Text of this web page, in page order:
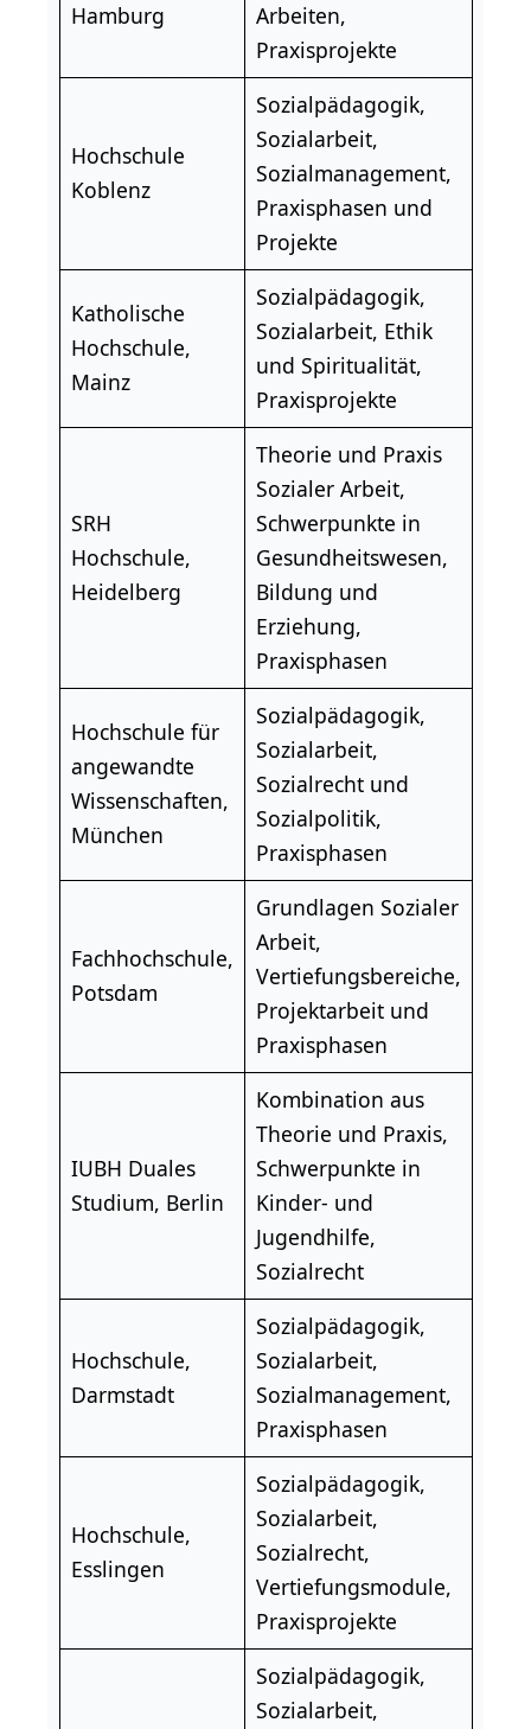
Hamburg
Arbeiten,
Praxisprojekte
Hochschule
Koblenz
Sozialpädagogik,
Sozialarbeit,
Sozialmanagement,
Praxisphasen und
Projekte
Katholische
Hochschule,
Mainz
Sozialpädagogik,
Sozialarbeit, Ethik
und Spiritualität,
Praxisprojekte
SRH
Hochschule,
Heidelberg
Theorie und Praxis
Sozialer Arbeit,
Schwerpunkte in
Gesundheitswesen,
Bildung und
Erziehung,
Praxisphasen
Hochschule für
angewandte
Wissenschaften,
München
Sozialpädagogik,
Sozialarbeit,
Sozialrecht und
Sozialpolitik,
Praxisphasen
Fachhochschule,
Potsdam
Grundlagen Sozialer
Arbeit,
Vertiefungsbereiche,
Projektarbeit und
Praxisphasen
IUBH Duales
Studium, Berlin
Kombination aus
Theorie und Praxis,
Schwerpunkte in
Kinder- und
Jugendhilfe,
Sozialrecht
Hochschule,
Darmstadt
Sozialpädagogik,
Sozialarbeit,
Sozialmanagement,
Praxisphasen
Hochschule,
Esslingen
Sozialpädagogik,
Sozialarbeit,
Sozialrecht,
Vertiefungsmodule,
Praxisprojekte
Sozialpädagogik,
Sozialarbeit,